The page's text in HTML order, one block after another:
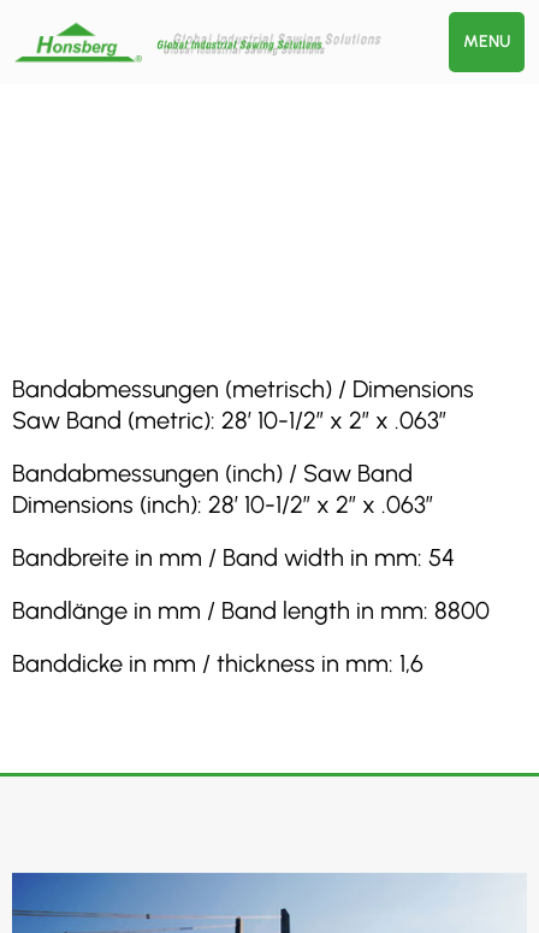
MENU
Bandabmessungen (metrisch) / Dimensions
Saw Band (metric): 28′ 10-1/2″ x 2″ x .063″
Bandabmessungen (inch) / Saw Band
Dimensions (inch): 28′ 10-1/2″ x 2″ x .063″
Bandbreite in mm / Band width in mm: 54
Bandlänge in mm / Band length in mm: 8800
Banddicke in mm / thickness in mm: 1,6